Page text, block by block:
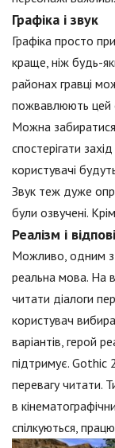
Графіка і звук
Графіка просто
краще, ніж будь-
районах гравці
пожвавлюють цей
Можна
спостерігати
користувачі
Звук теж дуже
були озвучені.
Реалізм і
Можливо, одним з
реальна мова. На
читати діалоги
користувач
варіантів, герой
підтримує. Gothic
перевагу читати.
в
спілкуються,